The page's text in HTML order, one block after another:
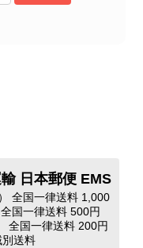
とてもAランクとは思
も掲載内容だけでは判
思いをする購入者が出
、見えない部分も含め
きたいです。
日本郵便 EMS
全国一律送料 1,000
国一律送料 500円
全国一律送料 200円
送料